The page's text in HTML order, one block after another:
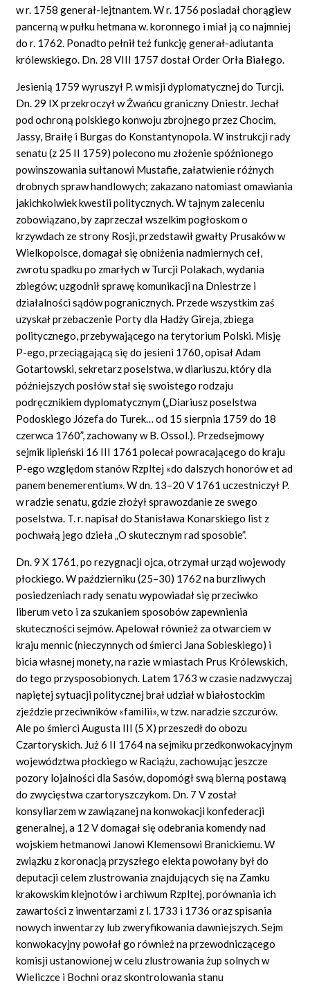
w r. 1758 generał-lejtnantem. W r. 1756 posiadał chorągiew
pancerną w pułku hetmana w. koronnego i miał ją co najmniej
do r. 1762. Ponadto pełnił też funkcję generał-adiutanta
królewskiego. Dn. 28 VIII 1757 dostał Order Orła Białego.
Jesienią 1759 wyruszył P. w misji dyplomatycznej do Turcji.
Dn. 29 IX przekroczył w Żwańcu graniczny Dniestr. Jechał
pod ochroną polskiego konwoju zbrojnego przez Chocim,
Jassy, Braiłę i Burgas do Konstantynopola. W instrukcji rady
senatu (z 25 II 1759) polecono mu złożenie spóźnionego
powinszowania sułtanowi Mustafie, załatwienie różnych
drobnych spraw handlowych; zakazano natomiast omawiania
jakichkolwiek kwestii politycznych. W tajnym zaleceniu
zobowiązano, by zaprzeczał wszelkim pogłoskom o
krzywdach ze strony Rosji, przedstawił gwałty Prusaków w
Wielkopolsce, domagał się obniżenia nadmiernych ceł,
zwrotu spadku po zmarłych w Turcji Polakach, wydania
zbiegów; uzgodnił sprawę komunikacji na Dniestrze i
działalności sądów pogranicznych. Przede wszystkim zaś
uzyskał przebaczenie Porty dla Hadży Gireja, zbiega
politycznego, przebywającego na terytorium Polski. Misję
P-ego, przeciągającą się do jesieni 1760, opisał Adam
Gotartowski, sekretarz poselstwa, w diariuszu, który dla
późniejszych posłów stał się swoistego rodzaju
podręcznikiem dyplomatycznym („Diariusz poselstwa
Podoskiego Józefa do Turek… od 15 sierpnia 1759 do 18
czerwca 1760”, zachowany w B. Ossol.). Przedsejmowy
sejmik lipieński 16 III 1761 polecał powracającego do kraju
P-ego względom stanów Rzpltej «do dalszych honorów et ad
panem benemerentium». W dn. 13–20 V 1761 uczestniczył P.
w radzie senatu, gdzie złożył sprawozdanie ze swego
poselstwa. T. r. napisał do Stanisława Konarskiego list z
pochwałą jego dzieła „O skutecznym rad sposobie”.
Dn. 9 X 1761, po rezygnacji ojca, otrzymał urząd wojewody
płockiego. W październiku (25–30) 1762 na burzliwych
posiedzeniach rady senatu wypowiadał się przeciwko
liberum veto i za szukaniem sposobów zapewnienia
skuteczności sejmów. Apelował również za otwarciem w
kraju mennic (nieczynnych od śmierci Jana Sobieskiego) i
bicia własnej monety, na razie w miastach Prus Królewskich,
do tego przysposobionych. Latem 1763 w czasie nadzwyczaj
napiętej sytuacji politycznej brał udział w białostockim
zjeździe przeciwników «familii», w tzw. naradzie szczurów.
Ale po śmierci Augusta III (5 X) przeszedł do obozu
Czartoryskich. Już 6 II 1764 na sejmiku przedkonwokacyjnym
województwa płockiego w Raciążu, zachowując jeszcze
pozory lojalności dla Sasów, dopomógł swą bierną postawą
do zwycięstwa czartoryszczykom. Dn. 7 V został
konsyliarzem w zawiązanej na konwokacji konfederacji
generalnej, a 12 V domagał się odebrania komendy nad
wojskiem hetmanowi Janowi Klemensowi Branickiemu. W
związku z koronacją przyszłego elekta powołany był do
deputacji celem zlustrowania znajdujących się na Zamku
krakowskim klejnotów i archiwum Rzpltej, porównania ich
zawartości z inwentarzami z l. 1733 i 1736 oraz spisania
nowych inwentarzy lub zweryfikowania dawniejszych. Sejm
konwokacyjny powołał go również na przewodniczącego
komisji ustanowionej w celu zlustrowania żup solnych w
Wieliczce i Bochni oraz skontrolowania stanu